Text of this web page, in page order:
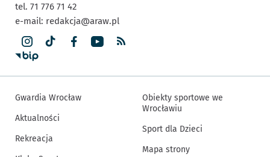
tel. 71 776 71 42
e-mail: redakcja@araw.pl
Gwardia Wrocław
Aktualności
Rekreacja
Obiekty sportowe we
Wrocławiu
Sport dla Dzieci
Mapa strony